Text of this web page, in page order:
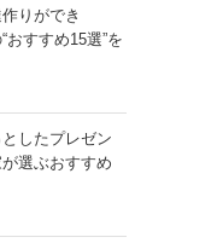
りができ
すすめ15選”を
としたプレゼン
選ぶおすすめ